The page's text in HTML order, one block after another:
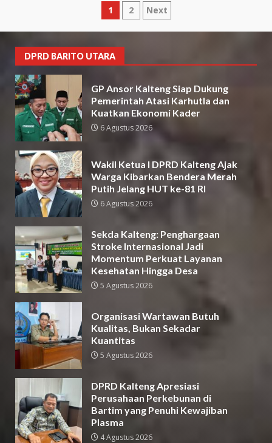
Paginasi
pos
1 2 Next
DPRD BARITO UTARA
GP Ansor Kalteng Siap Dukung
Pemerintah Atasi Karhutla dan
Kuatkan Ekonomi Kader
6 Agustus 2026
Wakil Ketua I DPRD Kalteng Ajak
Warga Kibarkan Bendera Merah
Putih Jelang HUT ke-81 RI
6 Agustus 2026
Sekda Kalteng: Penghargaan
Stroke Internasional Jadi
Momentum Perkuat Layanan
Kesehatan Hingga Desa
5 Agustus 2026
Organisasi Wartawan Butuh
Kualitas, Bukan Sekadar
Kuantitas
5 Agustus 2026
DPRD Kalteng Apresiasi
Perusahaan Perkebunan di
Bartim yang Penuhi Kewajiban
Plasma
4 Agustus 2026